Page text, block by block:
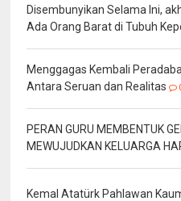
Disembunyikan Selama Ini,
Ada Orang Barat di Tubuh
Menggagas Kembali
Antara Seruan dan Realitas
PERAN GURU MEMBENTUK
MEWUJUDKAN KELUARGA
Kemal Atatürk Pahlawan